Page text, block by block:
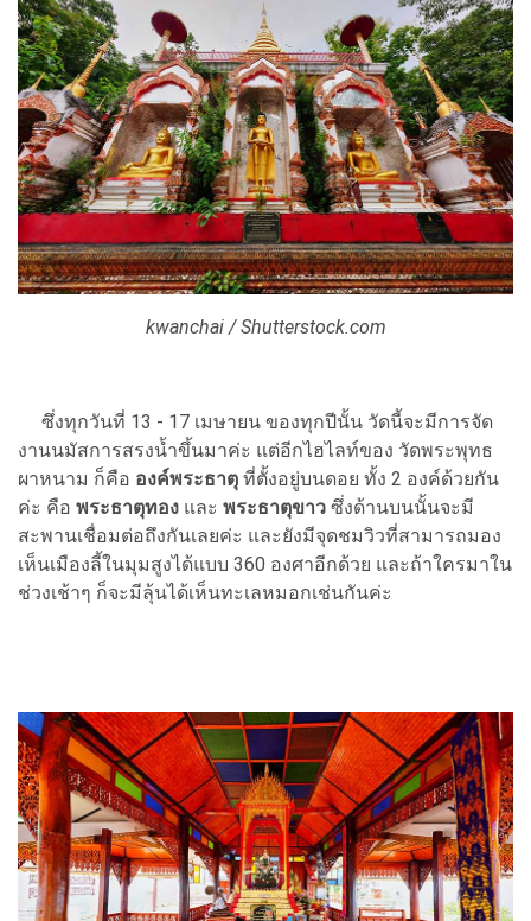
kwanchai / Shutterstock.com
ซึ่งทุกวันที่ 13 - 17 เมษายน ของทุกปีนั้น วัดนี้จะมีการจัด
งานนมัสการสรงน้ำขึ้นมาค่ะ แต่อีกไฮไลท์ของ วัดพระพุทธ
ผาหนาม ก็คือ องค์พระธาตุ ที่ตั้งอยู่บนดอย ทั้ง 2 องค์ด้วยกัน
ค่ะ คือ พระธาตุทอง และ พระธาตุขาว ซึ่งด้านบนนั้นจะมี
สะพานเชื่อมต่อถึงกันเลยค่ะ และยังมีจุดชมวิวที่สามารถมอง
เห็นเมืองลี้ในมุมสูงได้แบบ 360 องศาอีกด้วย และถ้าใครมาใน
ช่วงเช้าๆ ก็จะมีลุ้นได้เห็นทะเลหมอกเช่นกันค่ะ